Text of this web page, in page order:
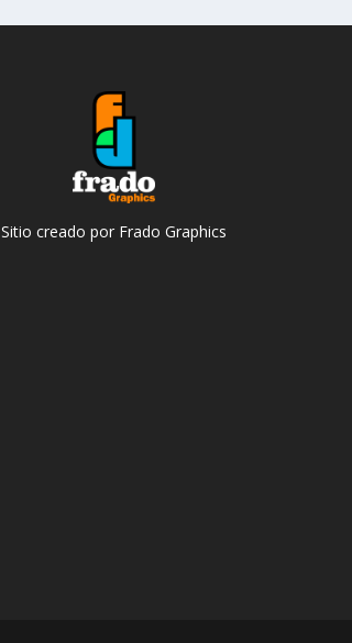
Sitio creado por Frado Graphics